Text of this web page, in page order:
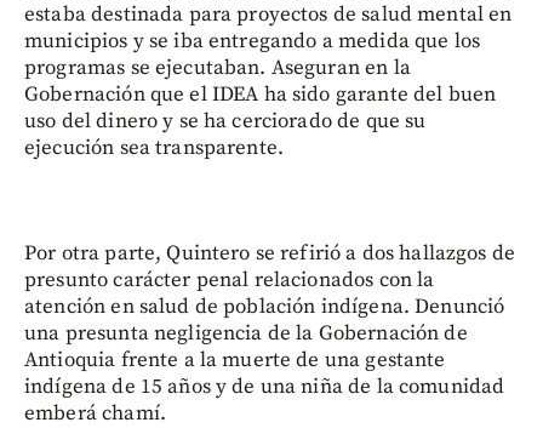
estaba destinada para proyectos de salud mental en
municipios y se iba entregando a medida que los
programas se ejecutaban. Aseguran en la
Gobernación que el IDEA ha sido garante del buen
uso del dinero y se ha cerciorado de que su
ejecución sea transparente.
Por otra parte, Quintero se refirió a dos hallazgos de
presunto carácter penal relacionados con la
atención en salud de población indígena. Denunció
una presunta negligencia de la Gobernación de
Antioquia frente a la muerte de una gestante
indígena de 15 años y de una niña de la comunidad
emberá chamí.